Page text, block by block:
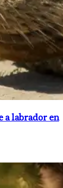
a labrador en